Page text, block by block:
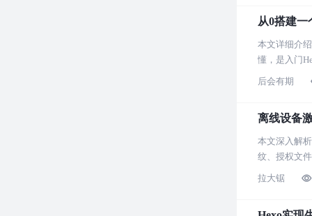
从0搭建一
本文详细介
懂，是入门
后会有期
离线设备
本文深入解
纹、授权文
拉大锯